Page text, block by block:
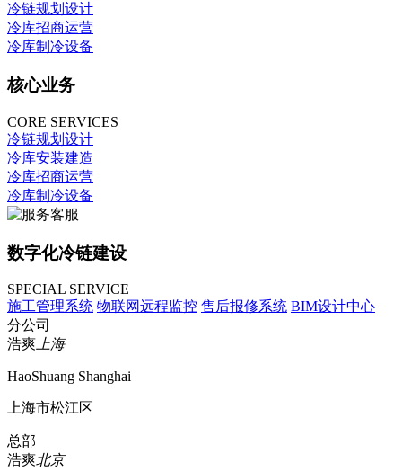
冷链规划设计
冷库招商运营
冷库制冷设备
核心业务
CORE SERVICES
冷链规划设计
冷库安装建造
冷库招商运营
冷库制冷设备
数字化冷链建设
SPECIAL SERVICE
施工管理系统 物联网远程监控 售后报修系统 BIM设计中心
分公司
浩爽 上海
HaoShuang Shanghai
上海市松江区
总部
浩爽北京